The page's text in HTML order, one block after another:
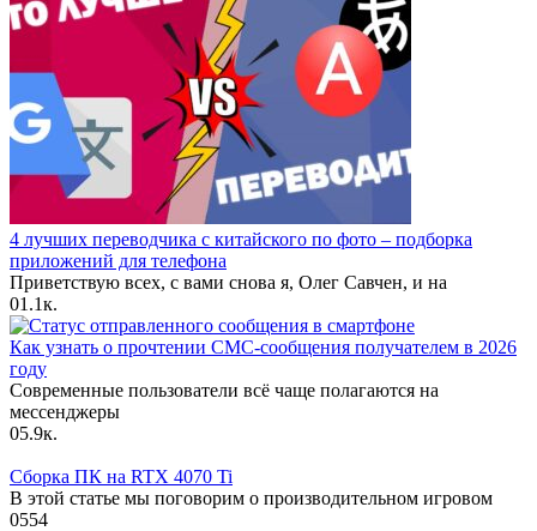
4 лучших переводчика с китайского по фото – подборка
приложений для телефона
Приветствую всех, с вами снова я, Олег Савчен, и на
01.1к.
Как узнать о прочтении СМС-сообщения получателем в 2026
году
Современные пользователи всё чаще полагаются на
мессенджеры
05.9к.
Сборка ПК на RTX 4070 Ti
В этой статье мы поговорим о производительном игровом
0554